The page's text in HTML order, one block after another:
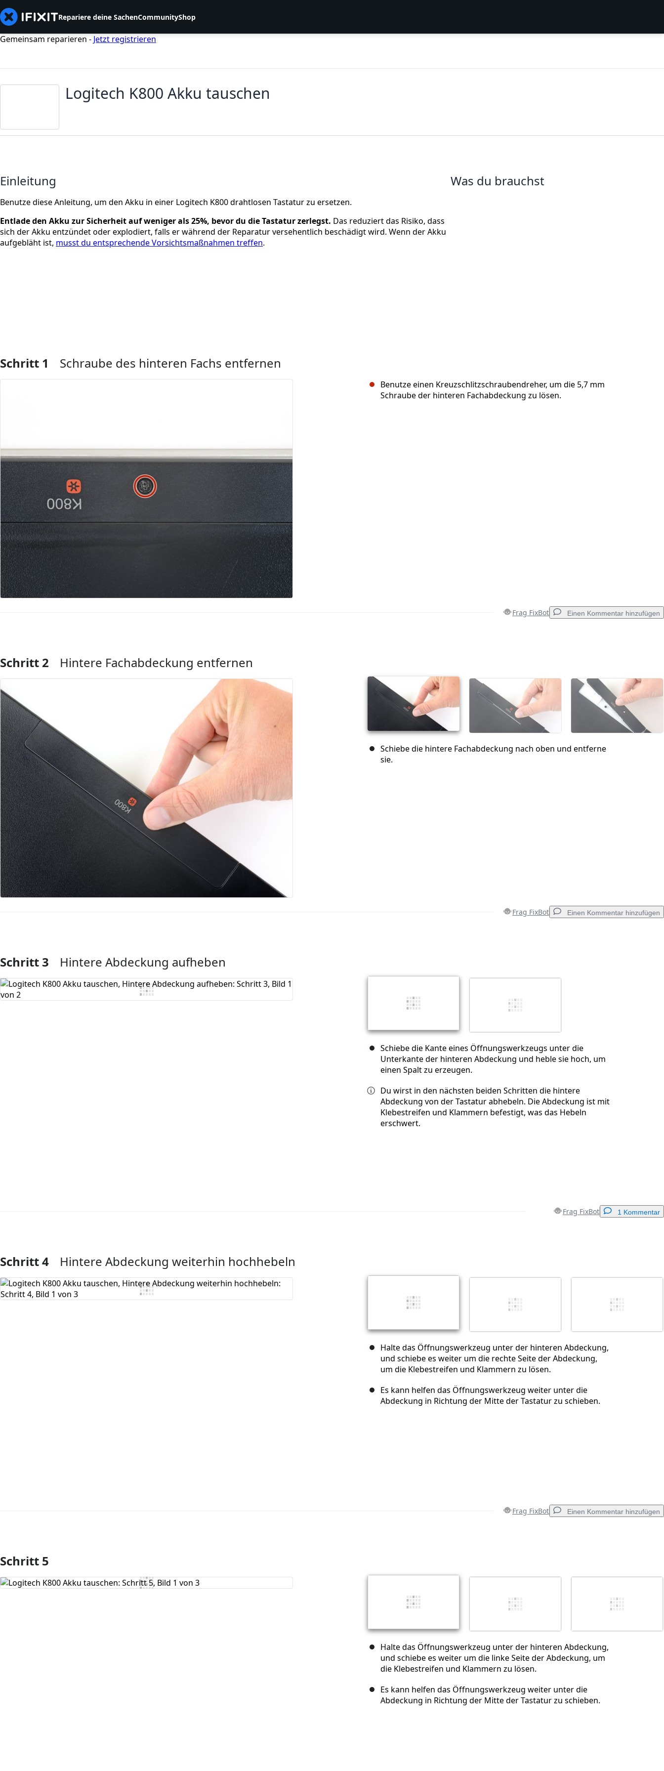
Repariere deine SachenCommunityShop
Gemeinsam reparieren - Jetzt registrieren
Logitech K800 Akku tauschen
Einleitung
Benutze diese Anleitung, um den Akku in einer Logitech K800 drahtlosen Tastatur zu ersetzen.
Entlade den Akku zur Sicherheit auf weniger als 25%, bevor du die Tastatur zerlegst. Das reduziert das Risiko, dass
sich der Akku entzündet oder explodiert, falls er während der Reparatur versehentlich beschädigt wird. Wenn der Akku
aufgebläht ist, musst du entsprechende Vorsichtsmaßnahmen treffen.
Was du brauchst
Schritt 1 Schraube des hinteren Fachs entfernen
Benutze einen Kreuzschlitzschraubendreher, um die 5,7 mm
Schraube der hinteren Fachabdeckung zu lösen.
Frag FixBot Einen Kommentar hinzufügen
Kommentar hinzufügen
Abbrechen Kommentieren
Schritt 2 Hintere Fachabdeckung entfernen
Schiebe die hintere Fachabdeckung nach oben und entferne
sie.
Frag FixBot Einen Kommentar hinzufügen
Kommentar hinzufügen
Schritt 3 Hintere Abdeckung aufheben
Schiebe die Kante eines Öffnungswerkzeugs unter die
Unterkante der hinteren Abdeckung und heble sie hoch, um
einen Spalt zu erzeugen.
Du wirst in den nächsten beiden Schritten die hintere
Abdeckung von der Tastatur abhebeln. Die Abdeckung ist mit
Klebestreifen und Klammern befestigt, was das Hebeln
erschwert.
Frag FixBot 1 Kommentar
Kommentar hinzufügen
Kommentieren
Schritt 4 Hintere Abdeckung weiterhin hochhebeln
Halte das Öffnungswerkzeug unter der hinteren Abdeckung,
und schiebe es weiter um die rechte Seite der Abdeckung,
um die Klebestreifen und Klammern zu lösen.
Es kann helfen das Öffnungswerkzeug weiter unter die
Abdeckung in Richtung der Mitte der Tastatur zu schieben.
Frag FixBot Einen Kommentar hinzufügen
Kommentar hinzufügen
Kommentieren
Schritt 5
Halte das Öffnungswerkzeug unter der hinteren Abdeckung,
und schiebe es weiter um die linke Seite der Abdeckung, um
die Klebestreifen und Klammern zu lösen.
Es kann helfen das Öffnungswerkzeug weiter unter die
Abdeckung in Richtung der Mitte der Tastatur zu schieben.